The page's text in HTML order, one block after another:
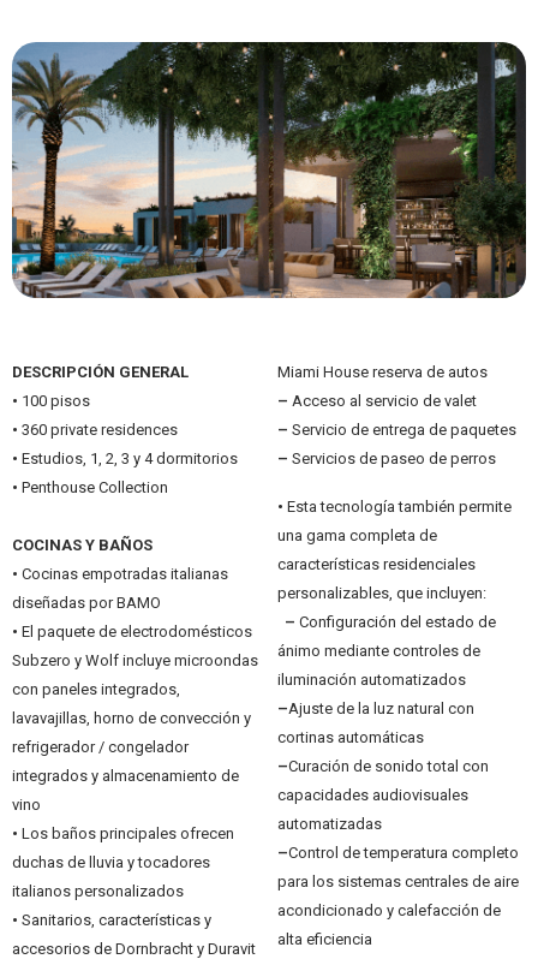
DESCRIPCIÓN GENERAL
• 100 pisos
• 360 private residences
• Estudios, 1, 2, 3 y 4 dormitorios
• Penthouse Collection
COCINAS Y BAÑOS
• Cocinas empotradas italianas
diseñadas por BAMO
• El paquete de electrodomésticos
Subzero y Wolf incluye microondas
con paneles integrados,
lavavajillas, horno de convección y
refrigerador / congelador
integrados y almacenamiento de
vino
• Los baños principales ofrecen
duchas de lluvia y tocadores
italianos personalizados
• Sanitarios, características y
accesorios de Dornbracht y Duravit
Miami House reserva de autos
– Acceso al servicio de valet
– Servicio de entrega de paquetes
– Servicios de paseo de perros
• Esta tecnología también permite
una gama completa de
características residenciales
personalizables, que incluyen:
– Configuración del estado de
ánimo mediante controles de
iluminación automatizados
–Ajuste de la luz natural con
cortinas automáticas
–Curación de sonido total con
capacidades audiovisuales
automatizadas
–Control de temperatura completo
para los sistemas centrales de aire
acondicionado y calefacción de
alta eficiencia